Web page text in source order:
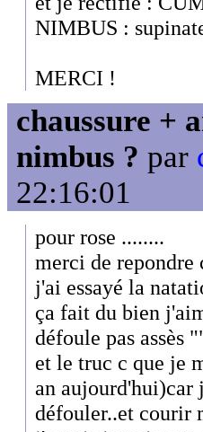
NIMBUS :
MERCI !
chaussure +
nimbus ? par
22:16:01
pour rose ........
merci de repondre
j'ai essayé la
ça fait du bien
défoule pas assès
et le truc c que je
an aujourd'hui)car
défouler..et courir